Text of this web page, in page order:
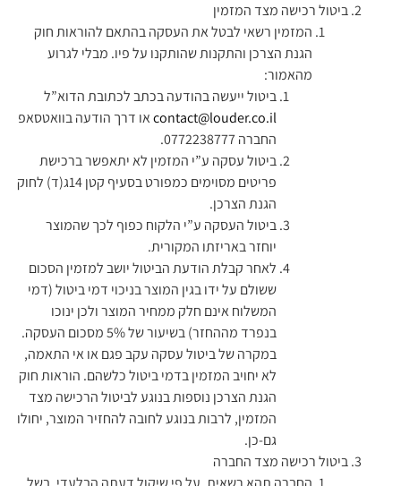
ביטול רכישה מצד המזמין
המזמין רשאי לבטל את העסקה בהתאם להוראות חוק
הגנת הצרכן והתקנות שהותקנו על פיו. מבלי לגרוע
מהאמור:
ביטול ייעשה בהודעה בכתב לכתובת הדוא”ל
contact@louder.co.ilאו דרך הודעה בוואטסאפ
החברה 0772238777.
ביטול עסקה ע”י המזמין לא יתאפשר ברכישת
פריטים מסוימים כמפורט בסעיף קטן 14ג(ד) לחוק
הגנת הצרכן.
ביטול העסקה ע”י הלקוח כפוף לכך שהמוצר
יוחזר באריזתו המקורית.
לאחר קבלת הודעת הביטול יושב למזמין הסכום
ששולם על ידו בגין המוצר בניכוי דמי ביטול (דמי
המשלוח אינם חלק ממחיר המוצר ולכן ינוכו
בנפרד מההחזר) בשיעור של 5% מסכום העסקה.
במקרה של ביטול עסקה עקב פגם או אי התאמה,
לא יחויב המזמין בדמי ביטול כלשהם. הוראות חוק
הגנת הצרכן נוספות בנוגע לביטול הרכישה מצד
המזמין, לרבות בנוגע לחובה להחזיר המוצר, יחולו
גם-כן.
ביטול רכישה מצד החברה